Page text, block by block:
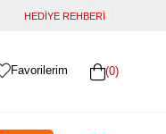
HEDİYE REHBERİ
0
Favorilerim